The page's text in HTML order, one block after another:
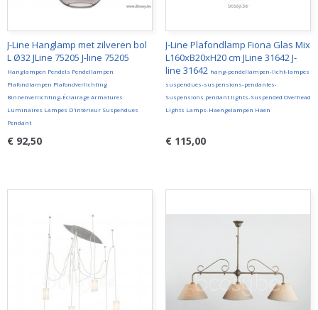
J-Line Hanglamp met zilveren bol
L Ø32 JLine 75205 J-line 75205
Hanglampen Pendels Pendellampen
Plafondlampen Plafondverlichting
Binnenverlichting-Éclairage Armatures
Luminaires Lampes D'intérieur Suspendues
Pendant
€ 92,50
J-Line Plafondlamp Fiona Glas Mix
L160xB20xH20 cm JLine 31642 J-
line 31642 hang-pendellampen-licht-lampes
suspendues-suspensions-pendantes-
Suspensions pendant lights-Suspended Overhead
Lights Lamps-Haengelampen Haen
€ 115,00